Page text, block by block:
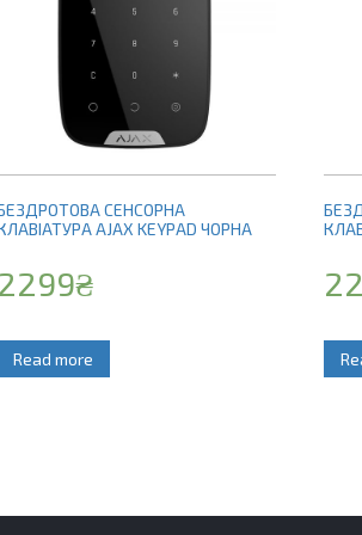
СЕНСОРНА
AJAX KEYPAD ЧОРНА
2299₴
Read more